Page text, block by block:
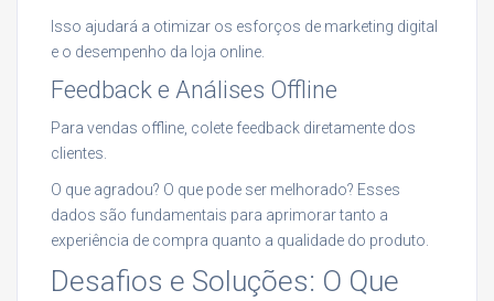
Isso ajudará a otimizar os esforços de marketing digital
e o desempenho da loja online.
Feedback e Análises Offline
Para vendas offline, colete feedback diretamente dos
clientes.
O que agradou? O que pode ser melhorado? Esses
dados são fundamentais para aprimorar tanto a
experiência de compra quanto a qualidade do produto.
Desafios e Soluções: O Que